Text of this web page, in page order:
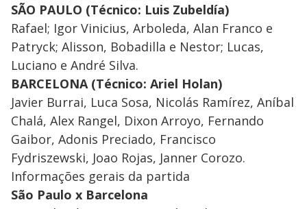
SÃO PAULO (Técnico: Luis Zubeldía)
Rafael; Igor Vinicius, Arboleda, Alan Franco e
Patryck; Alisson, Bobadilla e Nestor; Lucas,
Luciano e André Silva.
BARCELONA (Técnico: Ariel Holan)
Javier Burrai, Luca Sosa, Nicolás Ramírez, Aníbal
Chalá, Alex Rangel, Dixon Arroyo, Fernando
Gaibor, Adonis Preciado, Francisco
Fydriszewski, Joao Rojas, Janner Corozo.
Informações gerais da partida
São Paulo x Barcelona